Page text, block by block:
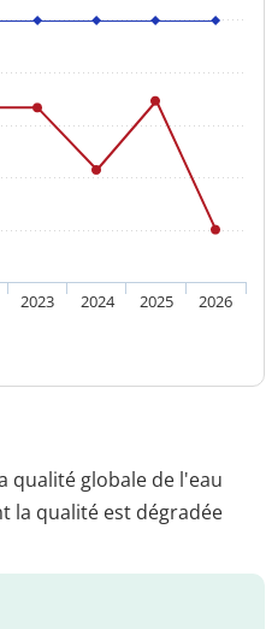
2023 2024 2025 2026
qualité globale de l'eau
la qualité est dégradée